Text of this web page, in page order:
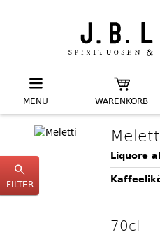
MENU WARENKORB
FILTER
Liquore
70cl